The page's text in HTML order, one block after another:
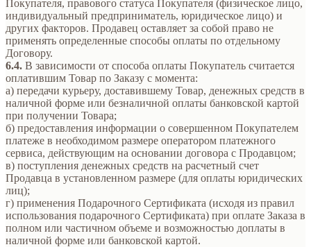
Покупателя, правового статуса Покупателя (физическое лицо,
индивидуальный предприниматель, юридическое лицо) и
других факторов. Продавец оставляет за собой право не
применять определенные способы оплаты по отдельному
Договору.
6.4. В зависимости от способа оплаты Покупатель считается
оплатившим Товар по Заказу с момента:
а) передачи курьеру, доставившему Товар, денежных средств в
наличной форме или безналичной оплаты банковской картой
при получении Товара;
б) предоставления информации о совершенном Покупателем
платеже в необходимом размере оператором платежного
сервиса, действующим на основании договора с Продавцом;
в) поступления денежных средств на расчетный счет
Продавца в установленном размере (для оплаты юридических
лиц);
г) применения Подарочного Сертификата (исходя из правил
использования подарочного Сертификата) при оплате Заказа в
полном или частичном объеме и возможностью доплаты в
наличной форме или банковской картой.